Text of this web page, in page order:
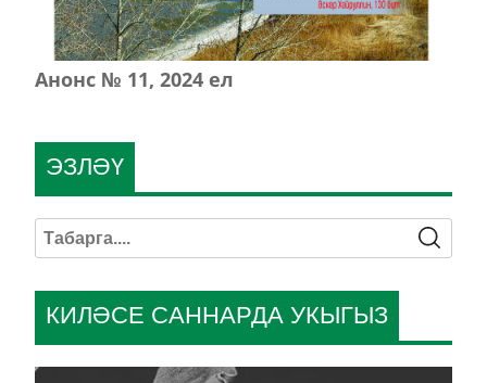
Анонс № 11, 2024 ел
КИЛӘСЕ САННАРДА УКЫГЫЗ
ЭЗЛӘҮ